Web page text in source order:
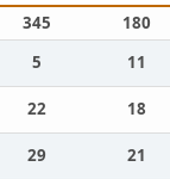
345
180
5
11
22
18
29
21